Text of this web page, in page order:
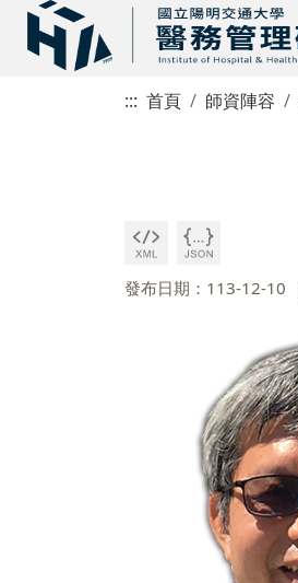
::: 首頁 師資陣容
發布日期：113-12-10